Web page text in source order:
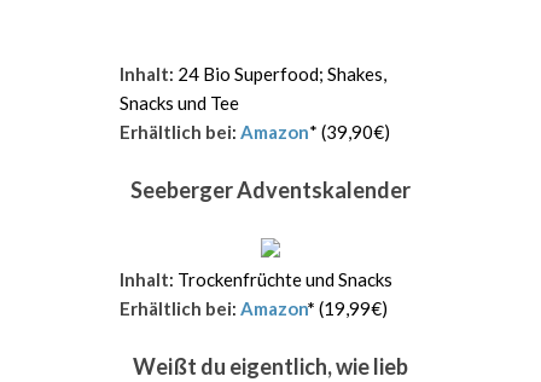
Inhalt: 24 Bio Superfood; Shakes,
Snacks und Tee
Erhältlich bei: Amazon* (39,90€)
Seeberger Adventskalender
Inhalt: Trockenfrüchte und Snacks
Erhältlich bei: Amazon* (19,99€)
Weißt du eigentlich, wie lieb